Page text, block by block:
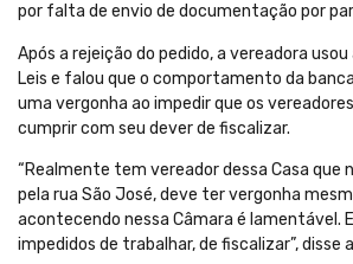
por falta de envio de documentação por
Após a rejeição do pedido, a vereadora
Leis e falou que o comportamento da
uma vergonha ao impedir que os
cumprir com seu dever de fiscalizar.
“Realmente tem vereador dessa Casa que
pela rua São José, deve ter vergonha
acontecendo nessa Câmara é lamentável.
impedidos de trabalhar, de fiscalizar”, disse